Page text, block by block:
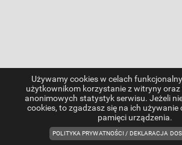
Używamycookiesw celach
użytkownikom korzystanie z witryny
anonimowych statystyk serwisu. Jeżeli
cookies, to zgadzasz się na ich używanie
pamięci urządzenia.
POLITYKA PRYWATNOŚCI / DEKLARACJA
OTWIERA